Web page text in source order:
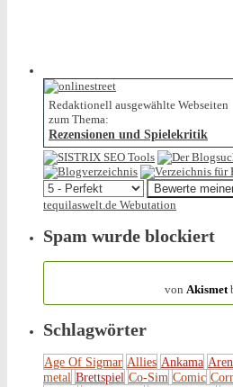
Redaktionell ausgewählte Webseiten
zum Thema:
Rezensionen und Spielekritik
tequilaswelt.de Webutation
Spam wurde blockiert
von Akismet
Schlagwörter
Age Of Sigmar Allies Ankama
metal Brettspiel Co-Sim Comic